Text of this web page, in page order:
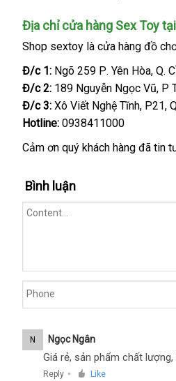
tình
dục
cao
cấp
dịch
vụ
của
Lelo
Địa chỉ cửa hàng Sex Toy
Shop sextoy là cửa hàng đồ
Đ/c 1: Ngõ 259 Pdễ
dàng
. Yên Hòaở
đâu
uy
, Q.
Đ/c 2: 189 Nguyễn Ngọc Vũnổi
, P
Đ/c 3: Xô Viết Nghệ Tĩnhcó
chọn
, P21,
Hotline: 0938411000
Cảm ơn quý khách hàng địa
đã tin
Bình luận
N Ngọc Ngân
Giá rẻ, sản phẩm chất
Reply ● Like